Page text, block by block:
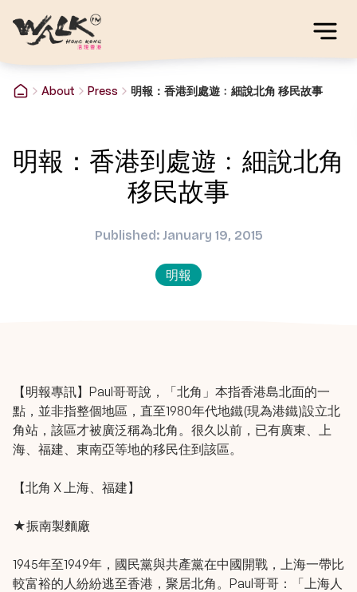
About Press 明報：香港到處遊﹕細說北角 移民故事
明報：香港到處遊﹕細說北角
移民故事
Published: January 19, 2015
明報
【明報專訊】Paul哥哥說，「北角」本指香港島北面的一
點，並非指整個地區，直至1980年代地鐵(現為港鐵)設立北
角站，該區才被廣泛稱為北角。很久以前，已有廣東、上
海、福建、東南亞等地的移民住到該區。
【北角 X 上海、福建】
★振南製麵廠
1945年至1949年，國民黨與共產黨在中國開戰，上海一帶比
較富裕的人紛紛逃至香港，聚居北角。Paul哥哥：「上海人